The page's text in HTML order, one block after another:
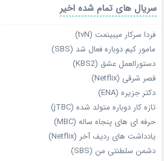
سریال های تمام شده اخیر
فردا سرکار میبینمت (tvN)
مامور کیم دوباره فعال شد (SBS)
دستورالعمل عشق (KBS2)
قصر شرقی (Netflix)
دکتر جزیره (ENA)
تازه‌ کار دوباره‌ متولد شده (jTBC)
حرفه‌ ای‌ های پنجاه‌ ساله (MBC)
یادداشت‌ های ردیف آخر (Netflix)
دشمن سلطنتی من (SBS)